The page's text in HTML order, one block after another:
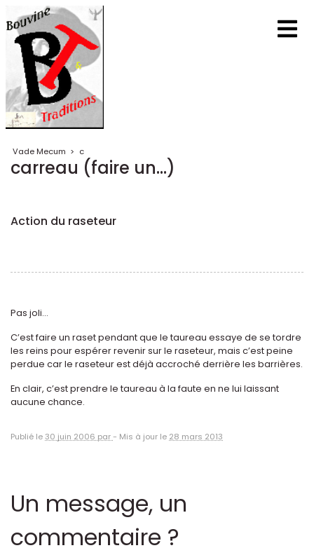
Vade Mecum > c
carreau (faire un...)
Action du raseteur
Pas joli...
C’est faire un raset pendant que le taureau essaye de se tordre
les reins pour espérer revenir sur le raseteur, mais c’est peine
perdue car le raseteur est déjà accroché derrière les barrières.
En clair, c’est prendre le taureau à la faute en ne lui laissant
aucune chance.
Publié le 30 juin 2006 par- Mis à jour le 28 mars 2013
Un message, un
commentaire ?